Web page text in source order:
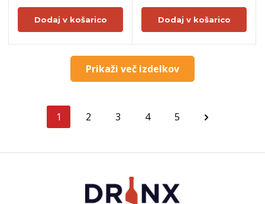
Dodaj v košarico Dodaj v košarico
Prikaži več izdelkov
1 2 3 4 5